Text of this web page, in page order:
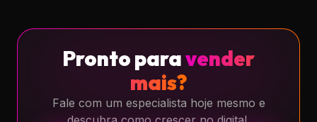
Pronto paravender
mais?
Fale com um especialista hoje mesmo e